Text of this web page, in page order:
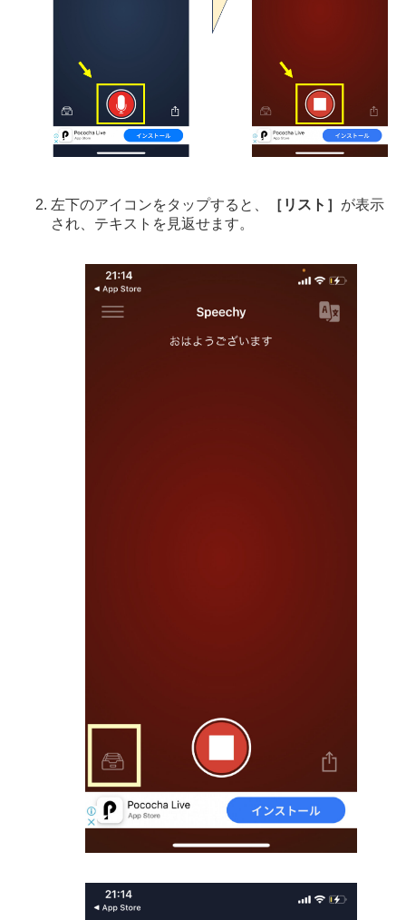
左下のアイコンをタップすると、 ［リスト］ が表示
され、テキストを見返せます。